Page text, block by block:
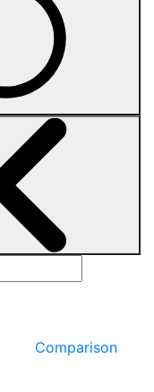
Comparison